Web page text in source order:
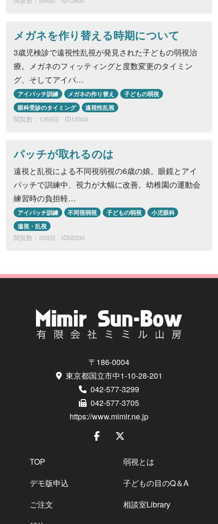
メガネを作り替える時期について
3歳児検診で遠視性乱視が発見された子どもの弱視治
療。メガネのフィッティングと度数変更のタイミン
グ、そしてアイパ…
アイパッチ訓練 メガネの作り替え
子どもの弱視
眼科受診のタイミング
遠視性乱視
閲覧数：1269回 ID13500
パッチが取れるのは
遠視と乱視による不同視弱視の6歳の娘。眼鏡とアイ
パッチで訓練中、視力が大幅に改善。幼稚園の運動会
練習時の負担軽…
アイパッチ訓練 不同視弱視 子どもの弱視
小児眼科
遠視・乱視
閲覧数：203回 ID02200
〒186-0004
東京都国立市中1-10-28-201
042-577-3299
042-577-3705
https://www.mimir.ne.jp
TOP
デモ版申込
ご注文
弱視とは
子どもの目のQ＆A
相談室Library